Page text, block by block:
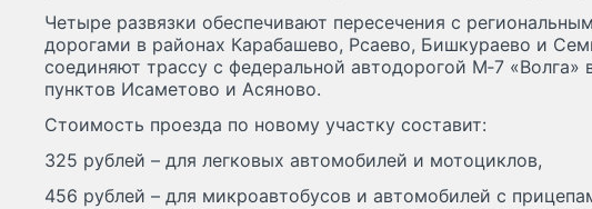
Четыре развязки обеспечивают пересечения с
дорогами в районах Карабашево, Рсаево, Бишкураево и
соединяют трассу с федеральной автодорогой М‑7 «Волга»
пунктов Исаметово и Асяново.
Стоимость проезда по новому участку составит:
325 рублей – для легковых автомобилей и мотоциклов,
456 рублей – для микроавтобусов и автомобилей с